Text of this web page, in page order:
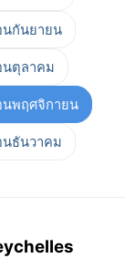
นกันยายน
นตุลาคม
นพฤศจิกายน
นธันวาคม